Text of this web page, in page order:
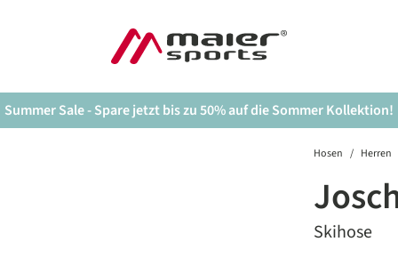
Summer Sale - Spare jetzt bis zu 50% auf die Sommer Kollektion!
Hosen / Herren
Skihose